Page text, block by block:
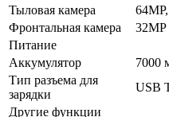
Тыловая камера
Фронтальная камера
32MP
Питание
Аккумулятор
7000
Тип разъема для
зарядки
USB
Другие функции